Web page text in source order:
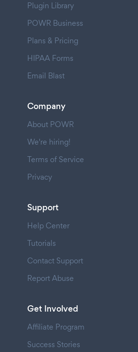
Plugin Library
POWR Business
Plans & Pricing
HIPAA Forms
Email Blast
Company
About POWR
We're hiring!
Terms of Service
Privacy
Support
Help Center
Tutorials
Contact Support
Report Abuse
Get Involved
Affiliate Program
Success Stories